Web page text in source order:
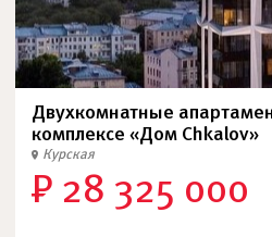
Двухкомнатные
комплексе «Дом Chkalov»
Курская
₽ 28 325 000